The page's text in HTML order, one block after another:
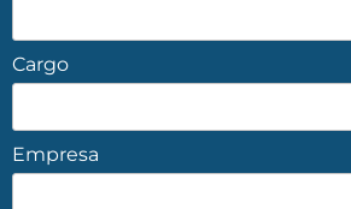
Cargo
Empresa